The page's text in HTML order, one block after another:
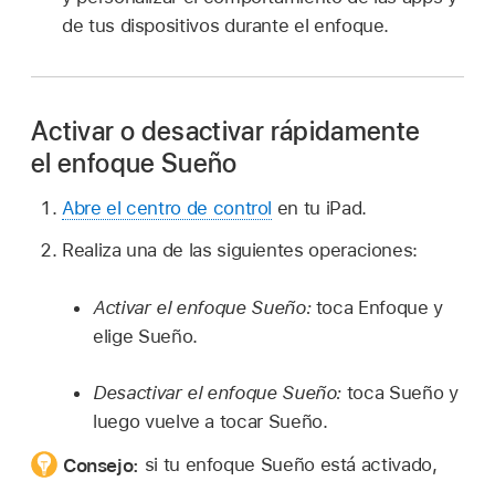
de tus dispositivos durante el enfoque.
Activar o desactivar rápidamente
el enfoque Sueño
Abre el centro de control en tu iPad.
Realiza una de las siguientes operaciones:
Activar el enfoque Sueño:toca Enfoque y
elige Sueño.
Desactivar el enfoque Sueño: toca Sueño y
luego vuelve a tocar Sueño.
Consejo: si tu enfoque Sueño está activado,